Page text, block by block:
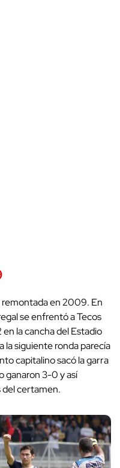
en 2009. En
se enfrentó a Tecos
la cancha del Estadio
la siguiente ronda parecía
capitalino sacó la garra
ganaron 3-0 y así
del certamen.